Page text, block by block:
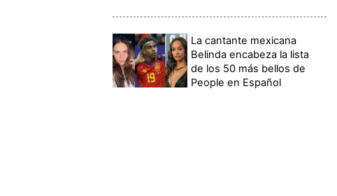
La cantante mexicana
Belinda encabeza la lista
de los 50 más bellos de
People en Español